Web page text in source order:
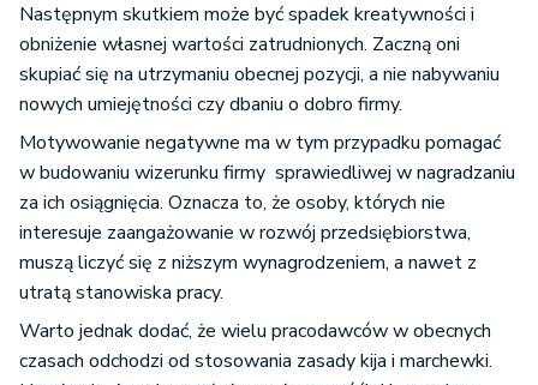
Następnym skutkiem może być spadek kreatywności i
obniżenie własnej wartości zatrudnionych. Zaczną oni
skupiać się na utrzymaniu obecnej pozycji, a nie nabywaniu
nowych umiejętności czy dbaniu o dobro firmy.
Motywowanie negatywne ma w tym przypadku pomagać
w budowaniu wizerunku firmy sprawiedliwej w nagradzaniu
za ich osiągnięcia. Oznacza to, że osoby, których nie
interesuje zaangażowanie w rozwój przedsiębiorstwa,
muszą liczyć się z niższym wynagrodzeniem, a nawet z
utratą stanowiska pracy.
Warto jednak dodać, że wielu pracodawców w obecnych
czasach odchodzi od stosowania zasady kija i marchewki.